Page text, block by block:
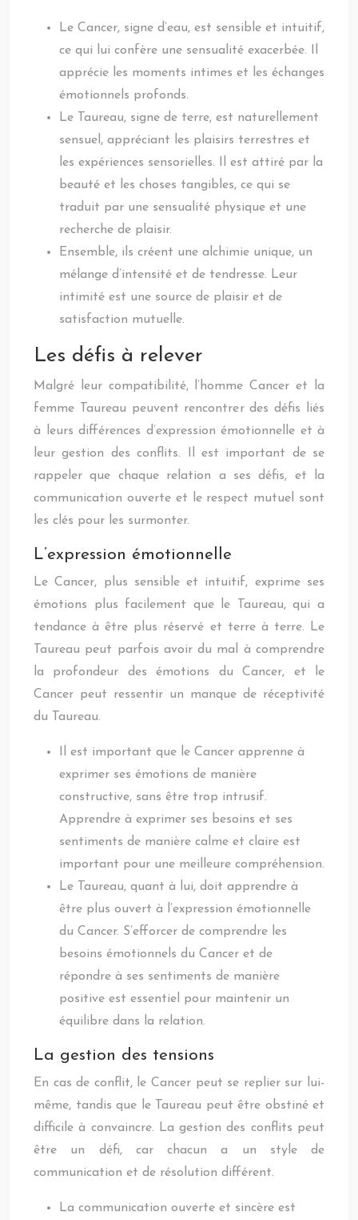
Le Cancer, signe d’eau, est sensible et intuitif,
ce qui lui confère une sensualité exacerbée. Il
apprécie les moments intimes et les échanges
émotionnels profonds.
Le Taureau, signe de terre, est naturellement
sensuel, appréciant les plaisirs terrestres et
les expériences sensorielles. Il est attiré par la
beauté et les choses tangibles, ce qui se
traduit par une sensualité physique et une
recherche de plaisir.
Ensemble, ils créent une alchimie unique, un
mélange d’intensité et de tendresse. Leur
intimité est une source de plaisir et de
satisfaction mutuelle.
Les défis à relever
Malgré leur compatibilité, l’homme Cancer et la
femme Taureau peuvent rencontrer des défis liés
à leurs différences d’expression émotionnelle et à
leur gestion des conflits. Il est important de se
rappeler que chaque relation a ses défis, et la
communication ouverte et le respect mutuel sont
les clés pour les surmonter.
L’expression émotionnelle
Le Cancer, plus sensible et intuitif, exprime ses
émotions plus facilement que le Taureau, qui a
tendance à être plus réservé et terre à terre. Le
Taureau peut parfois avoir du mal à comprendre
la profondeur des émotions du Cancer, et le
Cancer peut ressentir un manque de réceptivité
du Taureau.
Il est important que le Cancer apprenne à
exprimer ses émotions de manière
constructive, sans être trop intrusif.
Apprendre à exprimer ses besoins et ses
sentiments de manière calme et claire est
important pour une meilleure compréhension.
Le Taureau, quant à lui, doit apprendre à
être plus ouvert à l’expression émotionnelle
du Cancer. S’efforcer de comprendre les
besoins émotionnels du Cancer et de
répondre à ses sentiments de manière
positive est essentiel pour maintenir un
équilibre dans la relation.
La gestion des tensions
En cas de conflit, le Cancer peut se replier sur lui-
même, tandis que le Taureau peut être obstiné et
difficile à convaincre. La gestion des conflits peut
être un défi, car chacun a un style de
communication et de résolution différent.
La communication ouverte et sincère est